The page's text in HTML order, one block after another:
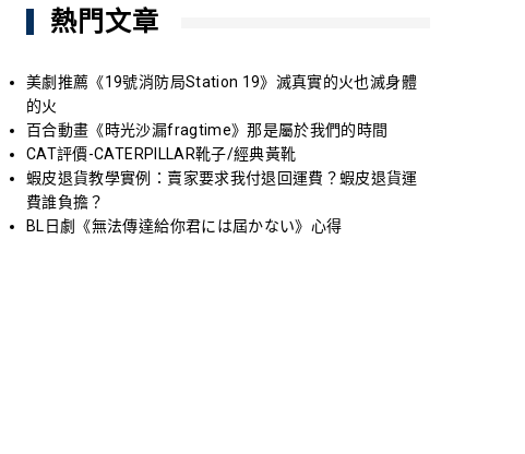
熱門文章
美劇推薦《19號消防局Station 19》滅真實的火也滅身體
的火
百合動畫《時光沙漏fragtime》那是屬於我們的時間
CAT評價-CATERPILLAR靴子/經典黃靴
蝦皮退貨教學實例：賣家要求我付退回運費？蝦皮退貨運
費誰負擔？
BL日劇《無法傳達給你君には屆かない》心得